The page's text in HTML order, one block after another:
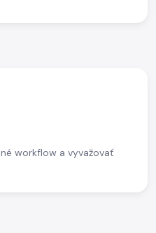
workflow a vyvažovať